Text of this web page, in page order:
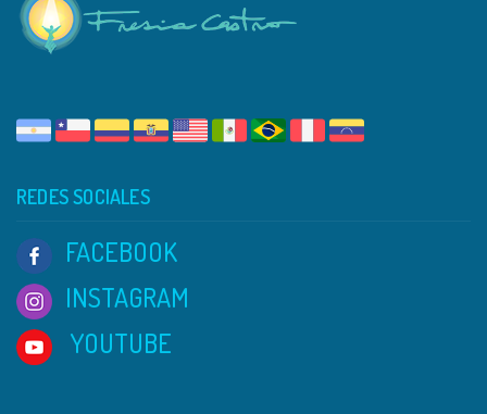
REDES SOCIALES
FACEBOOK
INSTAGRAM
YOUTUBE